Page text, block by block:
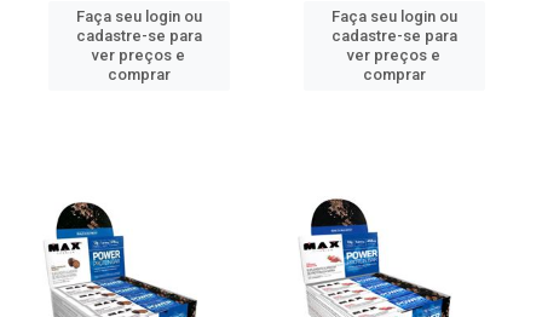
Faça seu login ou
cadastre-se para
ver preços e
comprar
Faça seu login ou
cadastre-se para
ver preços e
comprar